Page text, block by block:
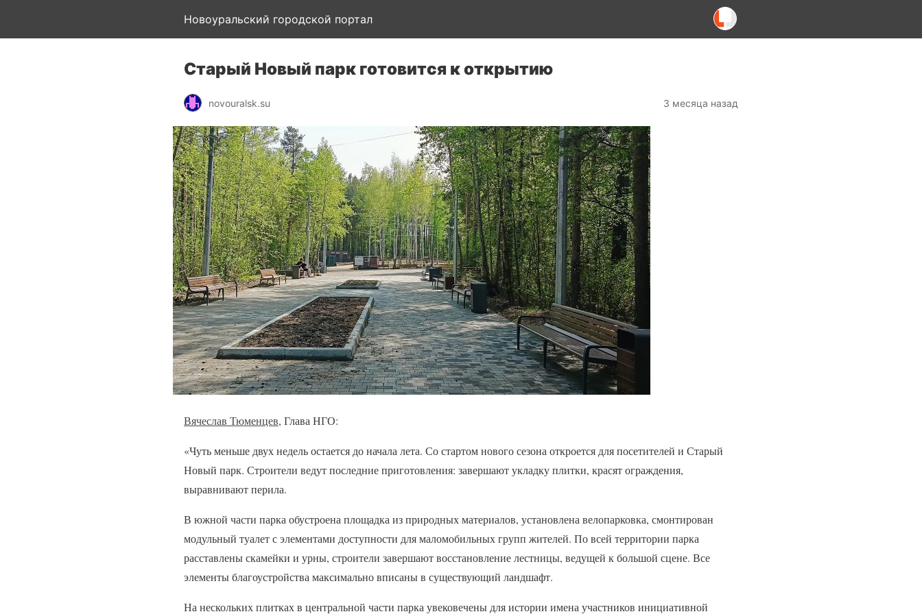
Новоуральский городской портал
Старый Новый парк готовится к открытию
novouralsk.su 3 месяца назад
Вячеслав Тюменцев, Глава НГО:
«Чуть меньше двух недель остается до начала лета. Со стартом нового сезона откроется для посетителей и Старый
Новый парк. Строители ведут последние приготовления: завершают укладку плитки, красят ограждения,
выравнивают перила.
В южной части парка обустроена площадка из природных материалов, установлена велопарковка, смонтирован
модульный туалет с элементами доступности для маломобильных групп жителей. По всей территории парка
расставлены скамейки и урны, строители завершают восстановление лестницы, ведущей к большой сцене. Все
элементы благоустройства максимально вписаны в существующий ландшафт.
На нескольких плитках в центральной части парка увековечены для истории имена участников инициативной